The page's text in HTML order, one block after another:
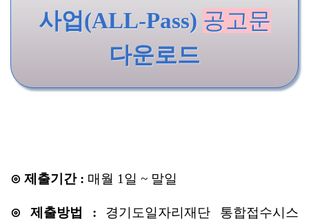
사업(ALL-Pass) 공고문
다운로드
⊙ 제출기간 : 매월 1일 ~ 말일
⊙ 제출방법 :
경기도일자리재단 통합접수시스